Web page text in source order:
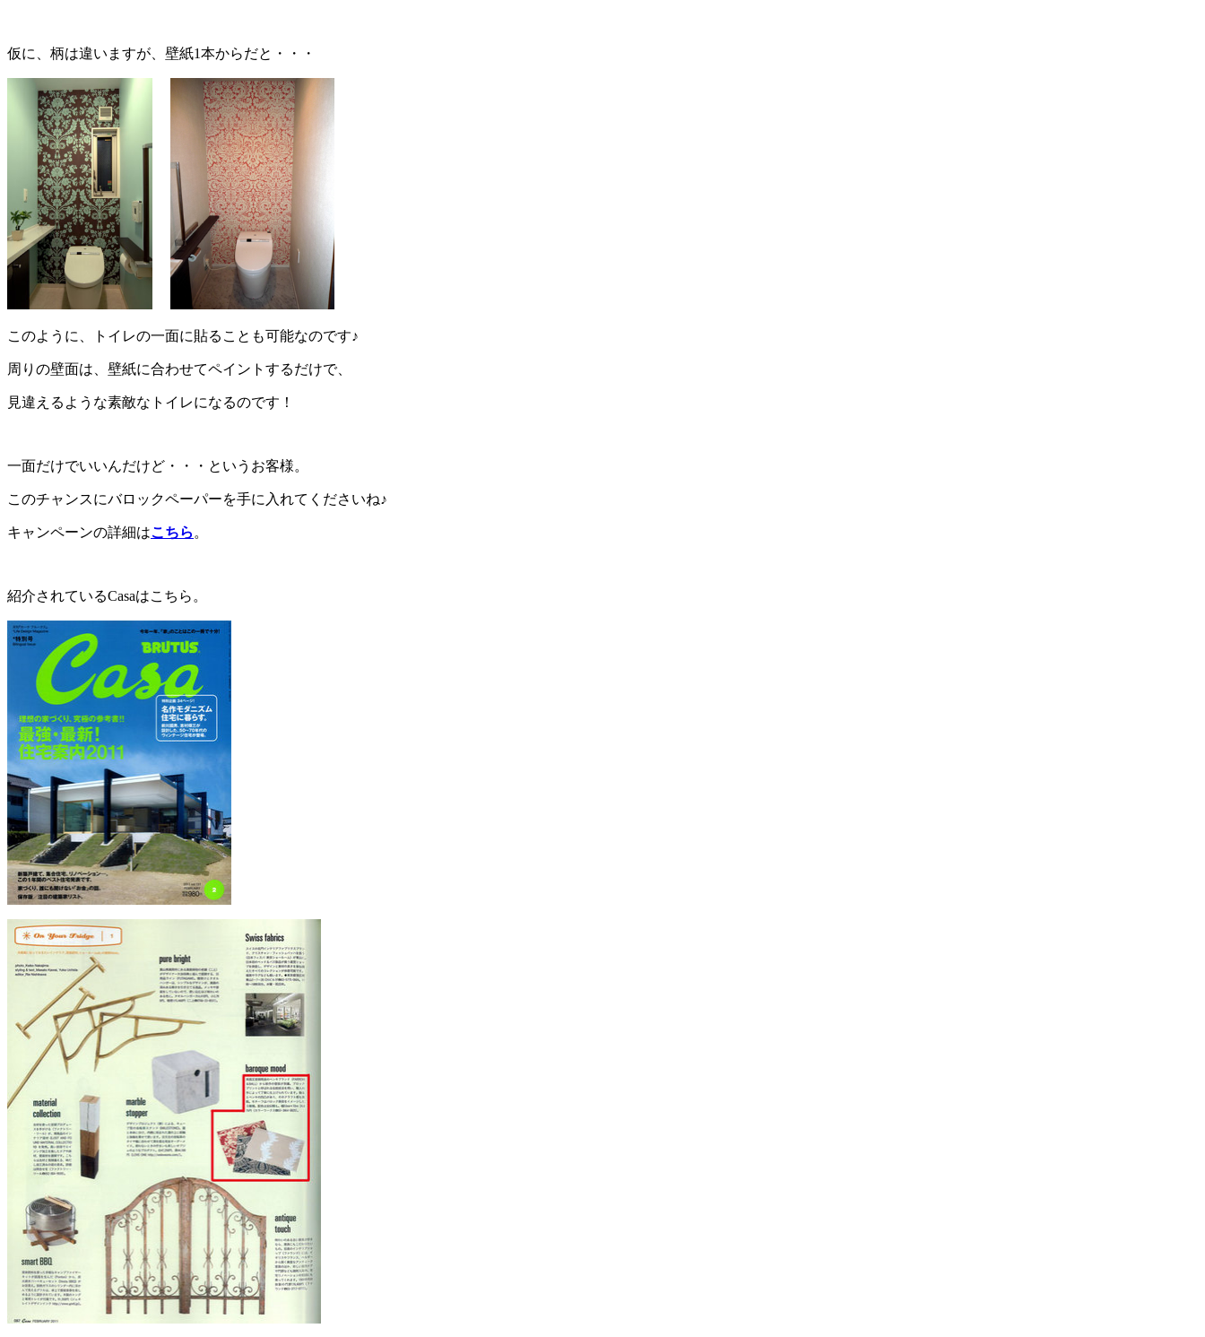
仮に、柄は違いますが、壁紙1本からだと・・・
このように、トイレの一面に貼ることも可能なのです♪
周りの壁面は、壁紙に合わせてペイントするだけで、
見違えるような素敵なトイレになるのです！
一面だけでいいんだけど・・・というお客様。
このチャンスにバロックペーパーを手に入れてくださいね♪
キャンペーンの詳細はこちら 。
紹介されているCasaはこちら。